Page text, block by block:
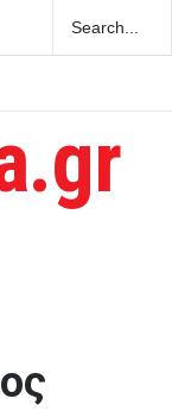
συμφερόντων των